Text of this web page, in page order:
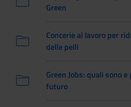
Green
Concerie al lavoro per
delle pelli
Green Jobs: quali sono
futuro